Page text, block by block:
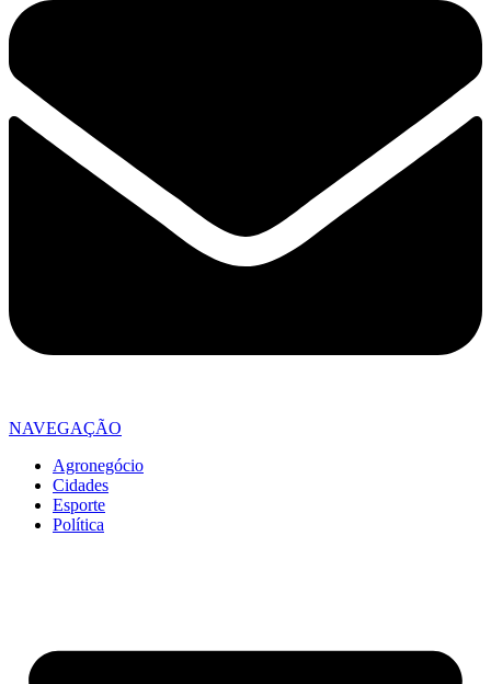
NAVEGAÇÃO
Agronegócio
Cidades
Esporte
Política